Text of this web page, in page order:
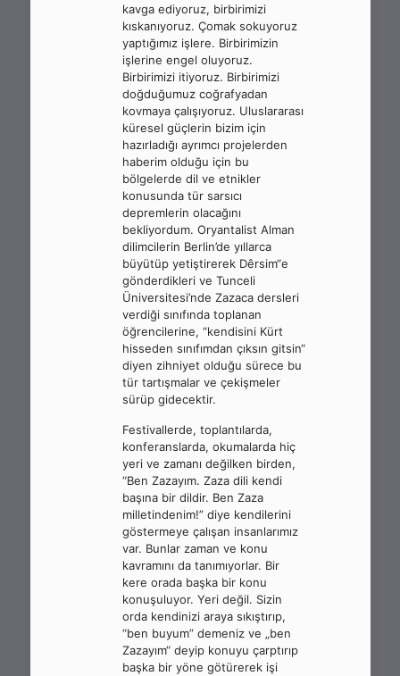
kavga ediyoruz, birbirimizi
kıskanıyoruz. Çomak sokuyoruz
yaptığımız işlere. Birbirimizin
işlerine engel oluyoruz.
Birbirimizi itiyoruz. Birbirimizi
doğduğumuz coğrafyadan
kovmaya çalışıyoruz. Uluslararası
küresel güçlerin bizim için
hazırladığı ayrımcı projelerden
haberim olduğu için bu
bölgelerde dil ve etnikler
konusunda tür sarsıcı
depremlerin olacağını
bekliyordum. Oryantalist Alman
dilimcilerin Berlin’de yıllarca
büyütüp yetiştirerek Dêrsim“e
gönderdikleri ve Tunceli
Üniversitesi’nde Zazaca dersleri
verdiği sınıfında toplanan
öğrencilerine, “kendisini Kürt
hisseden sınıfımdan çıksın gitsin“
diyen zihniyet olduğu sürece bu
tür tartışmalar ve çekişmeler
sürüp gidecektir.
Festivallerde, toplantılarda,
konferanslarda, okumalarda hiç
yeri ve zamanı değilken birden,
“Ben Zazayım. Zaza dili kendi
başına bir dildir. Ben Zaza
milletindenim!” diye kendilerini
göstermeye çalışan insanlarımız
var. Bunlar zaman ve konu
kavramını da tanımıyorlar. Bir
kere orada başka bir konu
konuşuluyor. Yeri değil. Sizin
orda kendinizi araya sıkıştırıp,
“ben buyum” demeniz ve „ben
Zazayım“ deyip konuyu çarptırıp
başka bir yöne götürerek işi